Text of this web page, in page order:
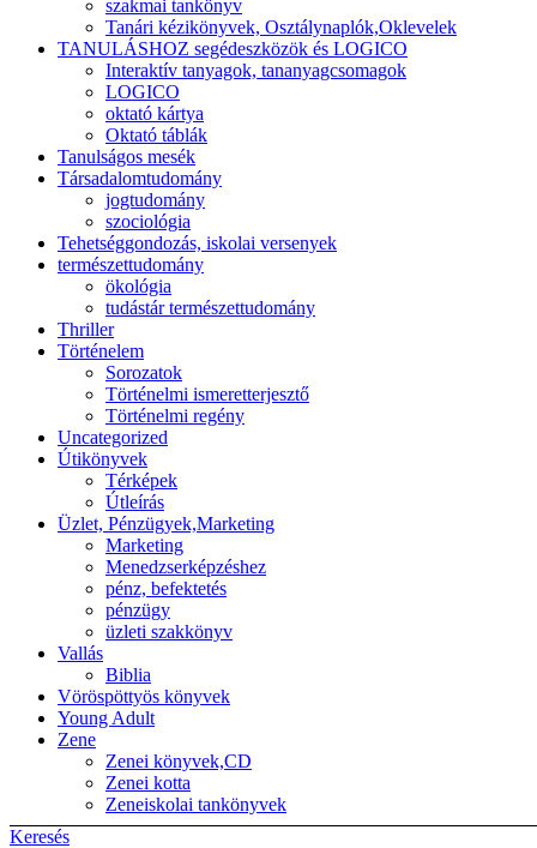
Keresés
szakmai tankönyv
Tanári kézikönyvek, Osztálynaplók,Oklevelek
TANULÁSHOZ segédeszközök és LOGICO
Interaktív tanyagok, tananyagcsomagok
LOGICO
oktató kártya
Oktató táblák
Tanulságos mesék
Társadalomtudomány
jogtudomány
szociológia
Tehetséggondozás, iskolai versenyek
természettudomány
ökológia
tudástár természettudomány
Thriller
Történelem
Sorozatok
Történelmi ismeretterjesztő
Történelmi regény
Uncategorized
Útikönyvek
Térképek
Útleírás
Üzlet, Pénzügyek,Marketing
Marketing
Menedzserképzéshez
pénz, befektetés
pénzügy
üzleti szakkönyv
Vallás
Biblia
Vöröspöttyös könyvek
Young Adult
Zene
Zenei könyvek,CD
Zenei kotta
Zeneiskolai tankönyvek